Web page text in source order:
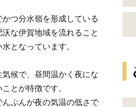
つ分水嶺を形成している
な伊賀地域を流れること
となっています。
候で、昼間温かく夜にな
とが特徴です。
ぷんが夜の気温の低さで